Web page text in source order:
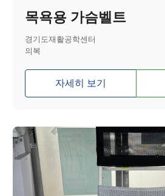
목욕용 가슴벨트
경기도재활공학센터
의복
자세히 보기